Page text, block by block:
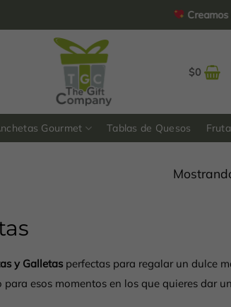
Creamos
$0
Gourmet Tablas de Quesos
y Galletas perfectas para regalar un dulce
para esos momentos en los que quieres dar